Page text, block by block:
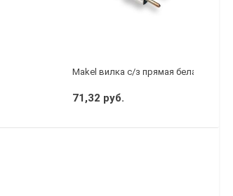
Makel вилка с/з прямая белая
71,32 руб.